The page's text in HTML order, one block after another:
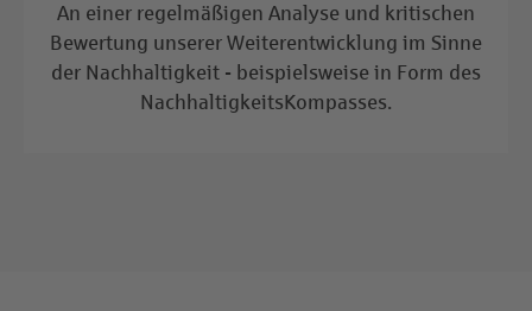
An einer regelmäßigen Analyse und kritischen
Bewertung unserer Weiterentwicklung im Sinne
der Nachhaltigkeit - beispielsweise in Form des
NachhaltigkeitsKompasses.